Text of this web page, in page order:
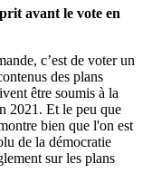
avant le vote en
c’est de voter un
des plans
être soumis à la
2021. Et le peu que
bien que l'on est
de la démocratie
sur les plans